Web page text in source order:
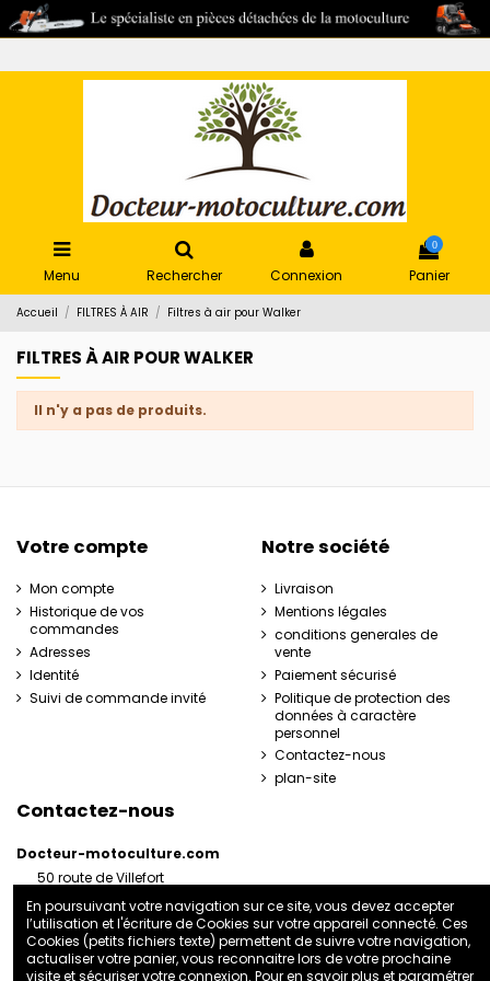
Menu Rechercher Connexion
0
Panier
Accueil FILTRES À AIR Filtres à air pour Walker
FILTRES À AIR POUR WALKER
Il n'y a pas de produits.
Votre compte
Mon compte
Historique de vos
commandes
Adresses
Identité
Suivi de commande invité
Notre société
Livraison
Mentions légales
conditions generales de
vente
Paiement sécurisé
Politique de protection des
données à caractère
personnel
Contactez-nous
plan-site
Contactez-nous
Docteur-motoculture.com
50 route de Villefort
France
06 35 41 62 07
docteurmotoculture2@gmail.com
En poursuivant votre navigation sur ce site, vous devez accepter
l’utilisation et l'écriture de Cookies sur votre appareil connecté. Ces
Cookies (petits fichiers texte) permettent de suivre votre navigation,
actualiser votre panier, vous reconnaitre lors de votre prochaine
visite et sécuriser votre connexion. Pour en savoir plus et paramétrer